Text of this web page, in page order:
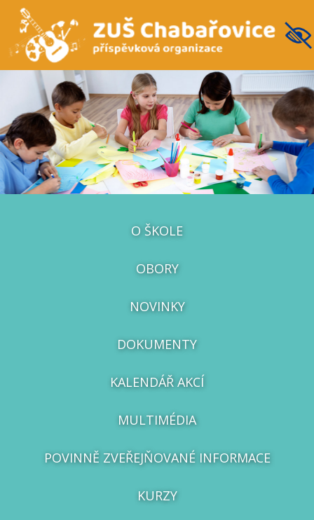
O ŠKOLE
OBORY
NOVINKY
DOKUMENTY
KALENDÁŘ AKCÍ
MULTIMÉDIA
POVINNĚ ZVEŘEJŇOVANÉ INFORMACE
KURZY